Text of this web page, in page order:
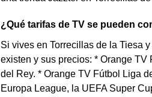
¿Qué tarifas de TV se pueden
Si vives en Torrecillas de la Tiesa
existen y sus precios: * Orange
del Rey. * Orange TV Fútbol Liga
Europa League, la UEFA Super